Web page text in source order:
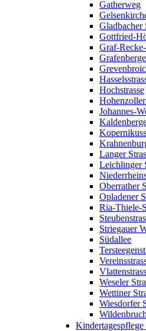
Gatherweg
Gladbacher
Gottfried-
Graf-
Hochstrasse
Johannes-
Langer
Leichlinger
Oberrather
Opladener
Ria-Thiele-
Striegauer
Südallee
Weseler
Wettiner
Wiesdorfer
Kindertagespflege